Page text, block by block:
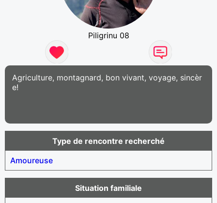
Piligrinu 08
Agriculture, montagnard, bon vivant, voyage, sincèr
e!
Type de rencontre recherché
Amoureuse
Situation familiale